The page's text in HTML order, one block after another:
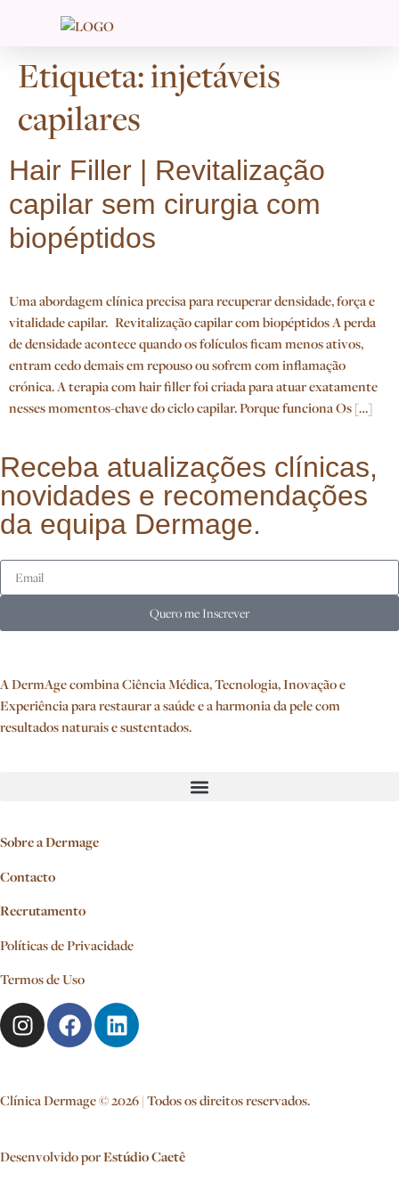
Etiqueta:injetáveis
capilares
Hair Filler | Revitalização
capilar sem cirurgia com
biopéptidos
Uma abordagem clínica precisa para recuperar densidade, força e
vitalidade capilar. Revitalização capilar com biopéptidos A perda
de densidade acontece quando os folículos ficam menos ativos,
entram cedo demais em repouso ou sofrem com inflamação
crónica. A terapia com hair filler foi criada para atuar exatamente
nesses momentos-chave do ciclo capilar. Porque funciona Os […]
Receba atualizações clínicas,
novidades e recomendações
da equipa Dermage.
Quero me Inscrever
A DermAge combina Ciência Médica, Tecnologia, Inovação e
Experiência para restaurar a saúde e a harmonia da pele com
resultados naturais e sustentados.
Sobre a Dermage
Contacto
Recrutamento
Políticas de Privacidade
Termos de Uso
Clínica Dermage © 2026 | Todos os direitos reservados.
Desenvolvido porEstúdio Caetê